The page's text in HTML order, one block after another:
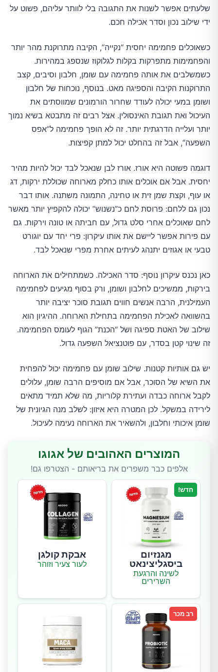
שלעתים אפשר לשנות את התגובה בלי לוותר עליהם, פשוט על
ידי שילוב נכון וסדר אכילה חכם.
כשאוכלים פחמימה יחסית “נקייה”, הקיבה מתרוקנת מהר יותר
והפחמימות מתפרקות בקלות לגלוקוז שנספג במהירות.
כשמשלבים את אותה פחמימה עם שומן, חלבון וסיבים, קצב
התרוקנות הקיבה והספיגה מאט. בנוסף, נוכחות של חלבון
ושומן במעי יכולה לעודד שחרור הורמונים שמווסתים את
העיכול ואת תגובת האינסולין. אצל רבים זה מתבטא בשיא נמוך
יותר ועלייה הדרגתית יותר. זה לא הופך פחמימה ל”אפס
השפעה”, אבל זה בהחלט יכול למתן קפיצות.
דוגמה פשוטה היא אורז. אורז לבן שנאכל לבד יכול להיות מהיר
יחסית. אבל אם אוכלים אותו כחלק מארוחה שכוללת ירקות, דג
או עוף, וקצת שמן זית או טחינה, התמונה משתנה. אותו דבר
נכון גם ללחם: פרוסת לחם כ”נשנוש” יכולה להקפיץ יותר מאשר
לחם שאוכלים אחרי סלט גדול, עם חביתה או טונה וירקות. גם
עם פירות אפשר ליישם את אותו עיקרון: פרי יחד עם יוגורט
טבעי או אגוזים יתנהג לעיתים אחרת מפרי שנאכל לבד.
כאן נכנס עיקרון נוסף: סדר האכילה. כשמתחילים את הארוחה
בירקות, ממשיכים לחלבון ושומן, ורק בסוף מגיעים לפחמימה
העמילנית, הרבה אנשים חווים תגובת סוכר יציבה יותר
בהשוואה לאכילת הפחמימה בתחילת הארוחה. ההיגיון הוא
שילוב של האטת ספיגה ושל “הכנת” הגוף לעומס הפחמימה.
זה שינוי קטן בסדר, עם פוטנציאל השפעה גדול.
יש גם אותיות קטנות. שילוב שומן עם פחמימה יכול להפחית
את השיא של הסוכר, אבל אם מוסיפים הרבה שומן, עלולים
לקבל ארוחה כבדה ועתירת קלוריות, מה שלא תמיד מתאים
לירידה במשקל. לכן המטרה היא איזון: לשלב מנה הגיונית של
שומן איכותי וחלבון, ולהשאיר את הארוחה נעימה לעיכול.
המוצרים האהובים של אגוגו
אלפים כבר משפרים את בריאותם - הצטרפו גם!
חדש!
מגנזיום
ביסגליצינאט
לשינה והרגעת
השרירים
אבקת קולגן
לעור צעיר וזוהר
רב מכר